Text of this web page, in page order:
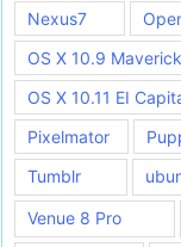
Nexus7
OS X 10.9
OS X 10.11 EI
Pixelmator
Tumblr
Venue 8 Pro